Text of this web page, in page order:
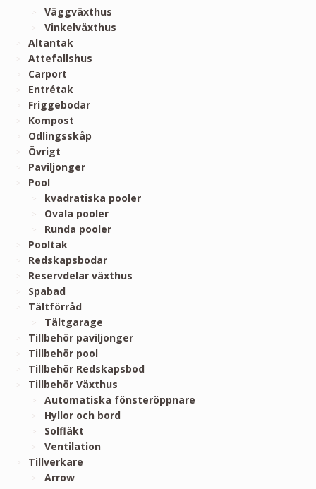
Väggväxthus
Vinkelväxthus
Altantak
Attefallshus
Carport
Entrétak
Friggebodar
Kompost
Odlingsskåp
Övrigt
Paviljonger
Pool
kvadratiska pooler
Ovala pooler
Runda pooler
Pooltak
Redskapsbodar
Reservdelar växthus
Spabad
Tältförråd
Tältgarage
Tillbehör paviljonger
Tillbehör pool
Tillbehör Redskapsbod
Tillbehör Växthus
Automatiska fönsteröppnare
Hyllor och bord
Solfläkt
Ventilation
Tillverkare
Arrow